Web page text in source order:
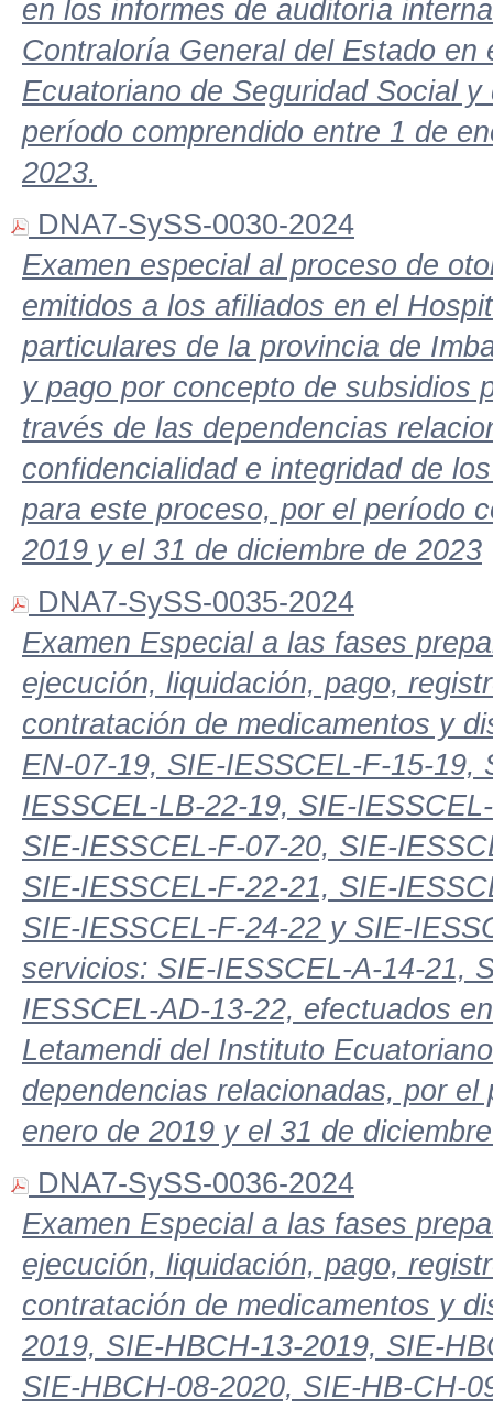
en los informes de auditoría
Contraloría General del Estado
Ecuatoriano de Seguridad Social
período comprendido entre 1 de
2023.
DNA7-SySS-0030-2024
Examen especial al proceso de
emitidos a los afiliados en el
particulares de la provincia de
y pago por concepto de subsidios
través de las dependencias
confidencialidad e integridad de
para este proceso, por el período
2019 y el 31 de diciembre de 2023
DNA7-SySS-0035-2024
Examen Especial a las fases
ejecución, liquidación, pago,
contratación de medicamentos y
EN-07-19, SIE-IESSCEL-F-15-19,
IESSCEL-LB-22-19, SIE-
SIE-IESSCEL-F-07-20, SIE-
SIE-IESSCEL-F-22-21, SIE-
SIE-IESSCEL-F-24-22 y SIE-
servicios: SIE-IESSCEL-A-14-21,
IESSCEL-AD-13-22, efectuados
Letamendi del Instituto
dependencias relacionadas, por
enero de 2019 y el 31 de
DNA7-SySS-0036-2024
Examen Especial a las fases
ejecución, liquidación, pago,
contratación de medicamentos y
2019, SIE-HBCH-13-2019, SIE-
SIE-HBCH-08-2020, SIE-HB-CH-